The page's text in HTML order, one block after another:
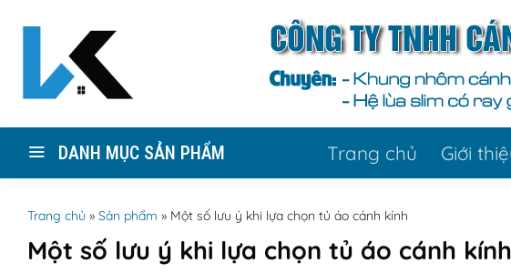
DANH MỤC SẢN PHẨM Trang chủ Giới
Trang chủ » Sản phẩm » Một số lưu ý khi lựa chọn tủ áo cánh kính
Một số lưu ý khi lựa chọn tủ áo cánh kính